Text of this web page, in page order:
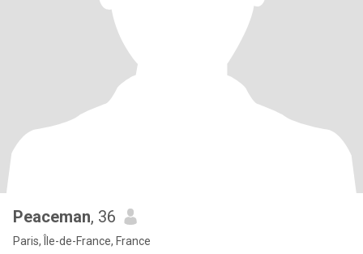
Peaceman, 36
Paris, Île-de-France, France